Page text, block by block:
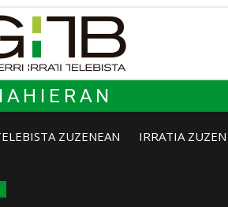
ZUZENEAN IRRATIA